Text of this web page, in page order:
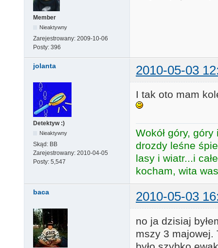
Member
Nieaktywny
Zarejestrowany: 2009-10-06
Posty: 396
jolanta 2010-05-03
Detektyw :)
Nieaktywny
Skąd: BB
Zarejestrowany: 2010-04-05
Posty: 5,547
I tak oto mam
Wokół góry,
drozdy leśne
lasy i wiatr...i
kocham, wita
baca 2010-05-03
no ja dzisiaj
mszy 3 majowej.